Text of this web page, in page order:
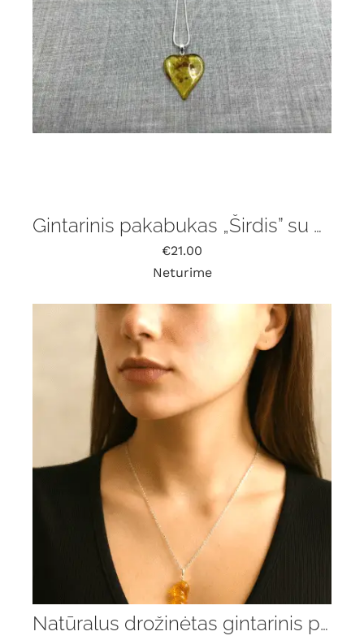
Gintarinis pakabukas „Širdis” su grandinėle
€21.00
Neturime
Natūralus drožinėtas gintarinis pakabukas „Liepsna” su grandinėle